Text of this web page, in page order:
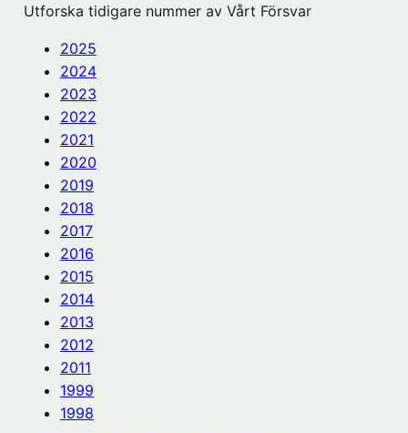
Utforska tidigare nummer av Vårt Försvar
2025
2024
2023
2022
2021
2020
2019
2018
2017
2016
2015
2014
2013
2012
2011
1999
1998